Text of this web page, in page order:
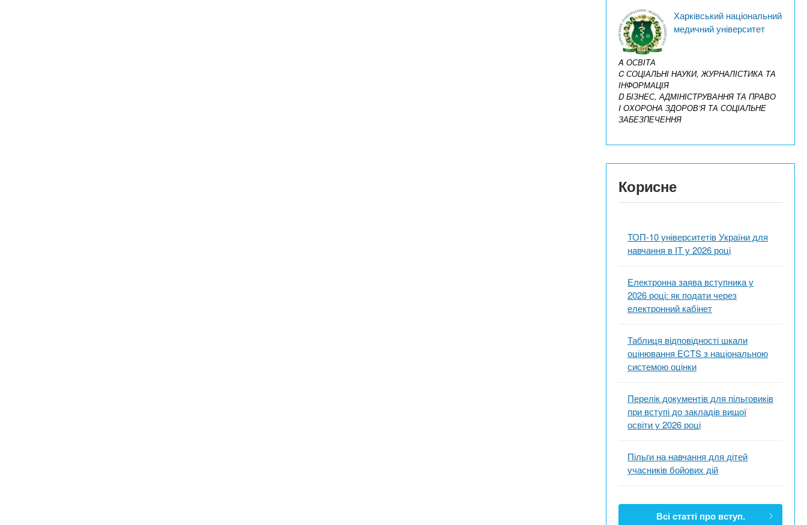
Харківський національний
медичний університет
A ОСВІТА
C СОЦІАЛЬНІ НАУКИ, ЖУРНАЛІСТИКА ТА
ІНФОРМАЦІЯ
D БІЗНЕС, АДМІНІСТРУВАННЯ ТА ПРАВО
I ОХОРОНА ЗДОРОВ’Я ТА СОЦІАЛЬНЕ
ЗАБЕЗПЕЧЕННЯ
Корисне
ТОП-10 університетів України для
навчання в ІТ у 2026 році
Електронна заява вступника у
2026 році: як подати через
електронний кабінет
Таблиця відповідності шкали
оцінювання ECTS з національною
системою оцінки
Перелік документів для пільговиків
при вступі до закладів вищої
освіти у 2026 році
Пільги на навчання для дітей
учасників бойових дій
Всі статті про вступ.